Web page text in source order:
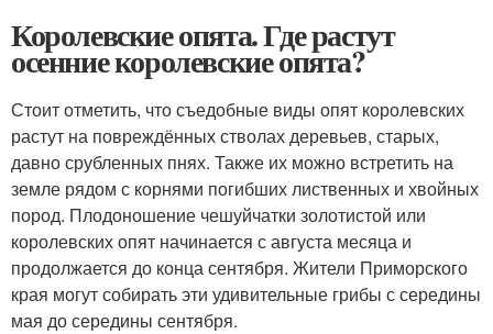
Королевские опята. Где растут
осенние королевские опята?
Стоит отметить, что съедобные виды опят королевских
растут на повреждённых стволах деревьев, старых,
давно срубленных пнях. Также их можно встретить на
земле рядом с корнями погибших лиственных и хвойных
пород. Плодоношение чешуйчатки золотистой или
королевских опят начинается с августа месяца и
продолжается до конца сентября. Жители Приморского
края могут собирать эти удивительные грибы с середины
мая до середины сентября.